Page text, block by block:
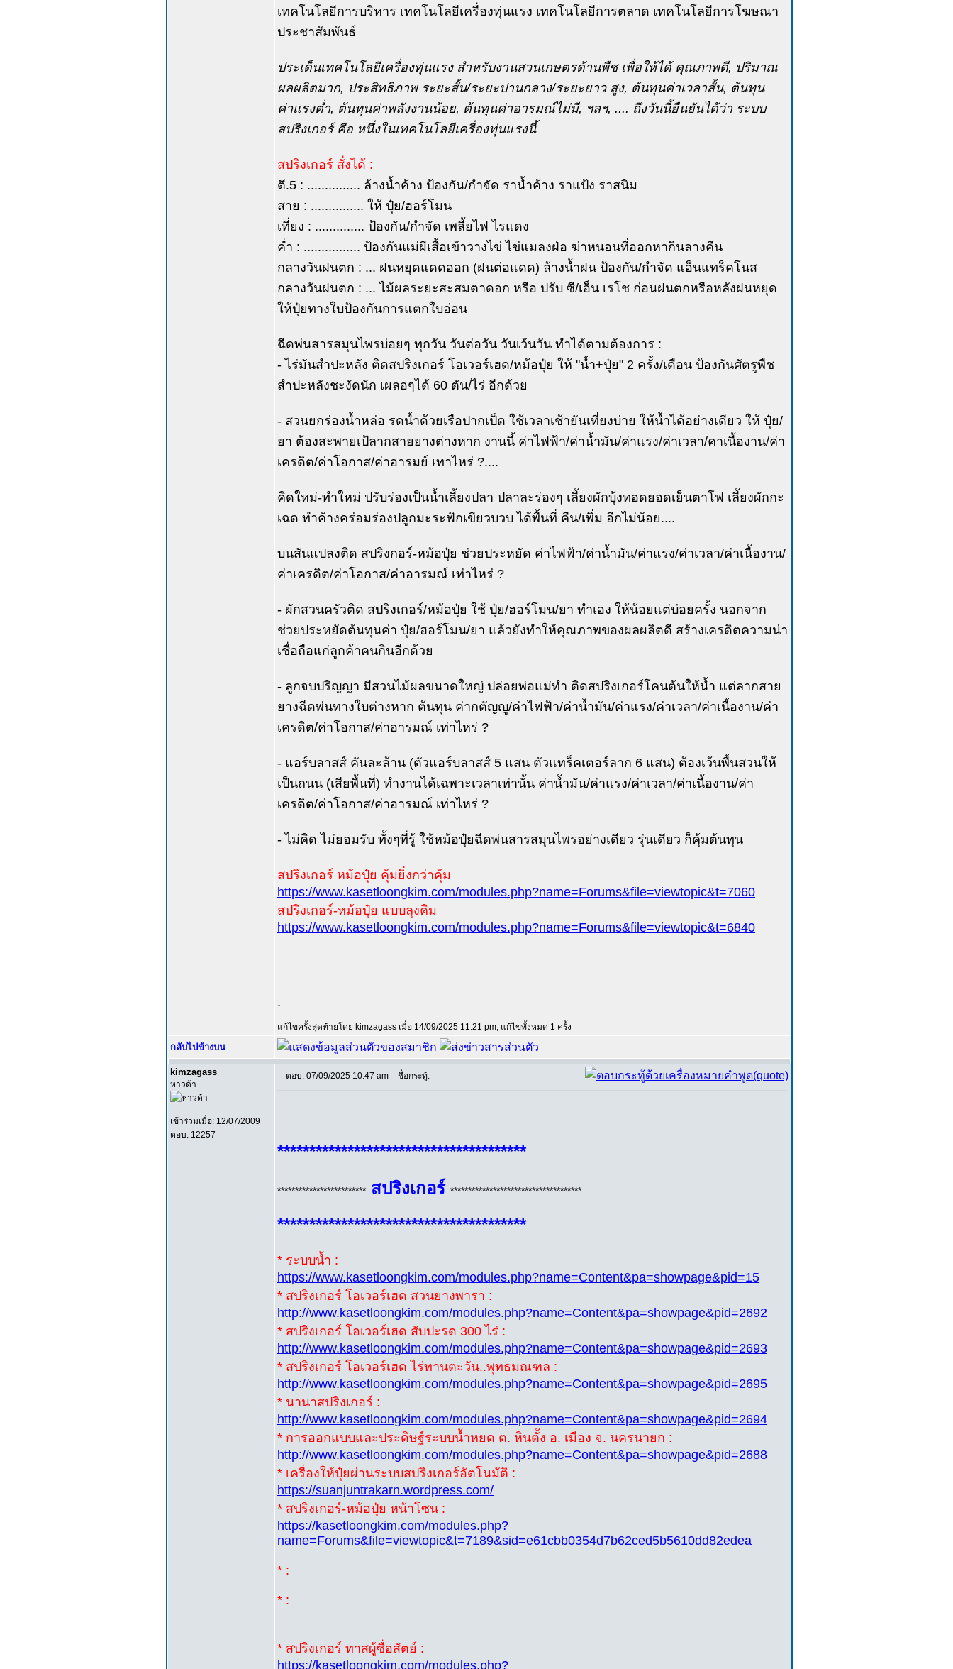
เทคโนโลยีการบริหาร เทคโนโลยีเครื่องทุ่นแรง เทคโนโลยีการตลาด เทคโนโลยีการโฆษณา
ประชาสัมพันธ์
ประเด็นเทคโนโลยีเครื่องทุ่นแรง สำหรับงานสวนเกษตรด้านพืช เพื่อให้ได้ คุณภาพดี, ปริมาณ
ผลผลิตมาก, ประสิทธิภาพ ระยะสั้น/ระยะปานกลาง/ระยะยาว สูง, ต้นทุนค่าเวลาสั้น, ต้นทุน
ค่าแรงต่ำ, ต้นทุนค่าพลังงานน้อย, ต้นทุนค่าอารมณ์ไม่มี, ฯลฯ, .... ถึงวันนี้ยืนยันได้ว่า ระบบ
สปริงเกอร์ คือ หนึ่งในเทคโนโลยีเครื่องทุ่นแรงนี้
สปริงเกอร์ สั่งได้ :
ตี.5 : ............... ล้างน้ำค้าง ป้องกัน/กำจัด ราน้ำค้าง ราแป้ง ราสนิม
สาย : ............... ให้ ปุ๋ย/ฮอร์โมน
เที่ยง : .............. ป้องกัน/กำจัด เพลี้ยไฟ ไรแดง
ค่ำ : ................ ป้องกันแม่ผีเสื้อเข้าวางไข่ ไข่แมลงฝ่อ ฆ่าหนอนที่ออกหากินลางคืน
กลางวันฝนตก : ... ฝนหยุดแดดออก (ฝนต่อแดด) ล้างน้ำฝน ป้องกัน/กำจัด แอ็นแทร็คโนส
กลางวันฝนตก : ... ไม้ผลระยะสะสมตาดอก หรือ ปรับ ซี/เอ็น เรโช ก่อนฝนตกหรือหลังฝนหยุด
ให้ปุ๋ยทางใบป้องกันการแตกใบอ่อน
ฉีดพ่นสารสมุนไพรบ่อยๆ ทุกวัน วันต่อวัน วันเว้นวัน ทำได้ตามต้องการ :
- ไร่มันสำปะหลัง ติดสปริงเกอร์ โอเวอร์เฮด/หม้อปุ๋ย ให้ "น้ำ+ปุ๋ย" 2 ครั้ง/เดือน ป้องกันศัตรูพืช
สำปะหลังชะงัดนัก เผลอๆได้ 60 ตัน/ไร่ อีกด้วย
- สวนยกร่องน้ำหล่อ รดน้ำด้วยเรือปากเป็ด ใช้เวลาเช้ายันเที่ยงบ่าย ให้น้ำได้อย่างเดียว ให้ ปุ๋ย/
ยา ต้องสะพายเป้ลากสายยางต่างหาก งานนี้ ค่าไฟฟ้า/ค่าน้ำมัน/ค่าแรง/ค่าเวลา/คาเนื้องาน/ค่า
เครดิต/ค่าโอกาส/ค่าอารมย์ เทาไหร่ ?....
คิดใหม่-ทำใหม่ ปรับร่องเป็นน้ำเลี้ยงปลา ปลาละร่องๆ เลี้ยงผักบุ้งทอดยอดเย็นตาโฟ เลี้ยงผักกะ
เฉด ทำค้างคร่อมร่องปลูกมะระฟักเขียวบวบ ได้พื้นที่ คืน/เพิ่ม อีกไม่น้อย....
บนสันแปลงติด สปริงกอร์-หม้อปุ๋ย ช่วยประหยัด ค่าไฟฟ้า/ค่าน้ำมัน/ค่าแรง/ค่าเวลา/ค่าเนื้องาน/
ค่าเครดิต/ค่าโอกาส/ค่าอารมณ์ เท่าไหร่ ?
- ผักสวนครัวติด สปริงเกอร์/หม้อปุ๋ย ใช้ ปุ๋ย/ฮอร์โมน/ยา ทำเอง ให้น้อยแต่บ่อยครั้ง นอกจาก
ช่วยประหยัดต้นทุนค่า ปุ๋ย/ฮอร์โมน/ยา แล้วยังทำให้คุณภาพของผลผลิตดี สร้างเครดิตความน่า
เชื่อถือแก่ลูกค้าคนกินอีกด้วย
- ลูกจบปริญญา มีสวนไม้ผลขนาดใหญ่ ปล่อยพ่อแม่ทำ ติดสปริงเกอร์โคนต้นให้น้ำ แต่ลากสาย
ยางฉีดพ่นทางใบต่างหาก ต้นทุน ค่ากตัญญู/ค่าไฟฟ้า/ค่าน้ำมัน/ค่าแรง/ค่าเวลา/ค่าเนื้องาน/ค่า
เครดิต/ค่าโอกาส/ค่าอารมณ์ เท่าไหร่ ?
- แอร์บลาสส์ คันละล้าน (ตัวแอร์บลาสส์ 5 แสน ตัวแทร็คเตอร์ลาก 6 แสน) ต้องเว้นพื้นสวนให้
เป็นถนน (เสียพื้นที่) ทำงานได้เฉพาะเวลาเท่านั้น ค่าน้ำมัน/ค่าแรง/ค่าเวลา/ค่าเนื้องาน/ค่า
เครดิต/ค่าโอกาส/ค่าอารมณ์ เท่าไหร่ ?
- ไม่คิด ไม่ยอมรับ ทั้งๆที่รู้ ใช้หม้อปุ๋ยฉีดพ่นสารสมุนไพรอย่างเดียว รุ่นเดียว ก็คุ้มต้นทุน
สปริงเกอร์ หม้อปุ๋ย คุ้มยิ่งกว่าคุ้ม
https://www.kasetloongkim.com/modules.php?name=Forums&file=viewtopic&t=7060
สปริงเกอร์-หม้อปุ๋ย แบบลุงคิม
https://www.kasetloongkim.com/modules.php?name=Forums&file=viewtopic&t=6840
.
แก้ไขครั้งสุดท้ายโดย kimzagass เมื่อ 14/09/2025 11:21 pm, แก้ไขทั้งหมด 1 ครั้ง
กลับไปข้างบน
kimzagass
หาวด้า
เข้าร่วมเมื่อ: 12/07/2009
ตอบ: 12257
ตอบ: 07/09/2025 10:47 am ชื่อกระทู้:
***************************************
************************* สปริงเกอร์ *************************************
***************************************
* ระบบน้ำ :
https://www.kasetloongkim.com/modules.php?name=Content&pa=showpage&pid=15
* สปริงเกอร์ โอเวอร์เฮด สวนยางพารา :
http://www.kasetloongkim.com/modules.php?name=Content&pa=showpage&pid=2692
* สปริงเกอร์ โอเวอร์เฮด สับปะรด 300 ไร่ :
http://www.kasetloongkim.com/modules.php?name=Content&pa=showpage&pid=2693
* สปริงเกอร์ โอเวอร์เฮด ไร่ทานตะวัน..พุทธมณฑล :
http://www.kasetloongkim.com/modules.php?name=Content&pa=showpage&pid=2695
* นานาสปริงเกอร์ :
http://www.kasetloongkim.com/modules.php?name=Content&pa=showpage&pid=2694
* การออกแบบและประดิษฐ์ระบบน้ำหยด ต. หินตั้ง อ. เมือง จ. นครนายก :
http://www.kasetloongkim.com/modules.php?name=Content&pa=showpage&pid=2688
* เครื่องให้ปุ๋ยผ่านระบบสปริงเกอร์อัตโนมัติ :
https://suanjuntrakarn.wordpress.com/
* สปริงเกอร์-หม้อปุ๋ย หน้าโซน :
https://kasetloongkim.com/modules.php?
name=Forums&file=viewtopic&t=7189&sid=e61cbb0354d7b62ced5b5610dd82edea
* :
* :
* สปริงเกอร์ ทาสผู้ซื่อสัตย์ :
https://kasetloongkim.com/modules.php?